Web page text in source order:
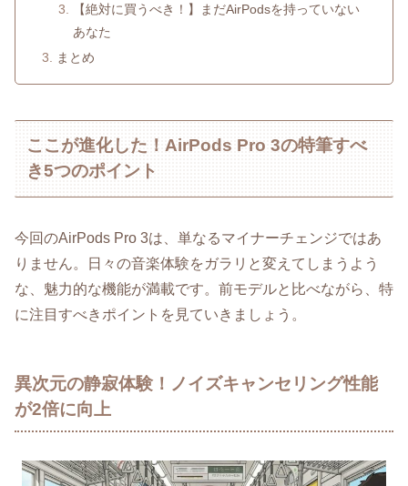
【絶対に買うべき！】まだAirPodsを持っていない
あなた
まとめ
ここが進化した！AirPods Pro 3の特筆すべ
き5つのポイント
今回のAirPods Pro 3は、単なるマイナーチェンジではあ
りません。日々の音楽体験をガラリと変えてしまうよう
な、魅力的な機能が満載です。前モデルと比べながら、特
に注目すべきポイントを見ていきましょう。
異次元の静寂体験！ノイズキャンセリング性能
が2倍に向上